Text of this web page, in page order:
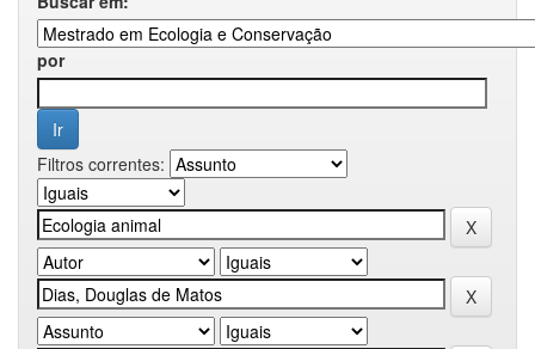
por
Filtros correntes: